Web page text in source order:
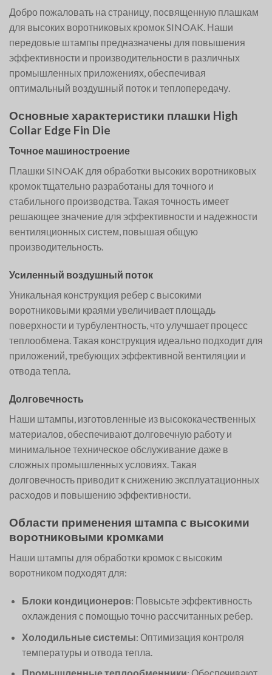
Добро пожаловать на страницу, посвященную плашкам
для высоких воротниковых кромок SINOAK. Наши
передовые штампы предназначены для повышения
эффективности и производительности в различных
промышленных приложениях, обеспечивая
оптимальный воздушный поток и теплопередачу.
Основные характеристики плашки High
Collar Edge Fin Die
Точное машиностроение
Плашки SINOAK для обработки высоких воротниковых
кромок тщательно разработаны для точного и
стабильного производства. Такая точность имеет
решающее значение для эффективности и надежности
вентиляционных систем, повышая общую
производительность.
Усиленный воздушный поток
Уникальная конструкция ребер с высокими
воротниковыми краями увеличивает площадь
поверхности и турбулентность, что улучшает процесс
теплообмена. Такая конструкция идеально подходит для
приложений, требующих эффективной вентиляции и
отвода тепла.
Долговечность
Наши штампы, изготовленные из высококачественных
материалов, обеспечивают долговечную работу и
минимальное техническое обслуживание даже в
сложных промышленных условиях. Такая
долговечность приводит к снижению эксплуатационных
расходов и повышению эффективности.
Области применения штампа с высокими
воротниковыми кромками
Наши штампы для обработки кромок с высоким
воротником подходят для:
Блоки кондиционеров: Повысьте эффективность
охлаждения с помощью точно рассчитанных ребер.
Холодильные системы: Оптимизация контроля
температуры и отвода тепла.